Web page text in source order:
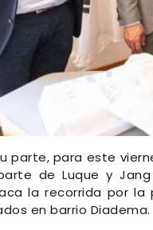
parte, para este
de Luque y
la recorrida por la
en barrio Diadema.